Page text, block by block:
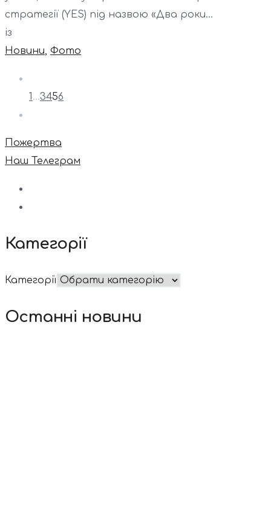
стратегії (YES) під назвою «Два роки...
із
Новини, Фото
…3456
Пожертва
Наш Телеграм
Категорії
Категорії
Останні новини